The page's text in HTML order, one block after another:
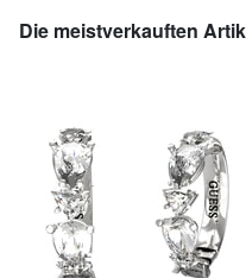
Die meistverkauften